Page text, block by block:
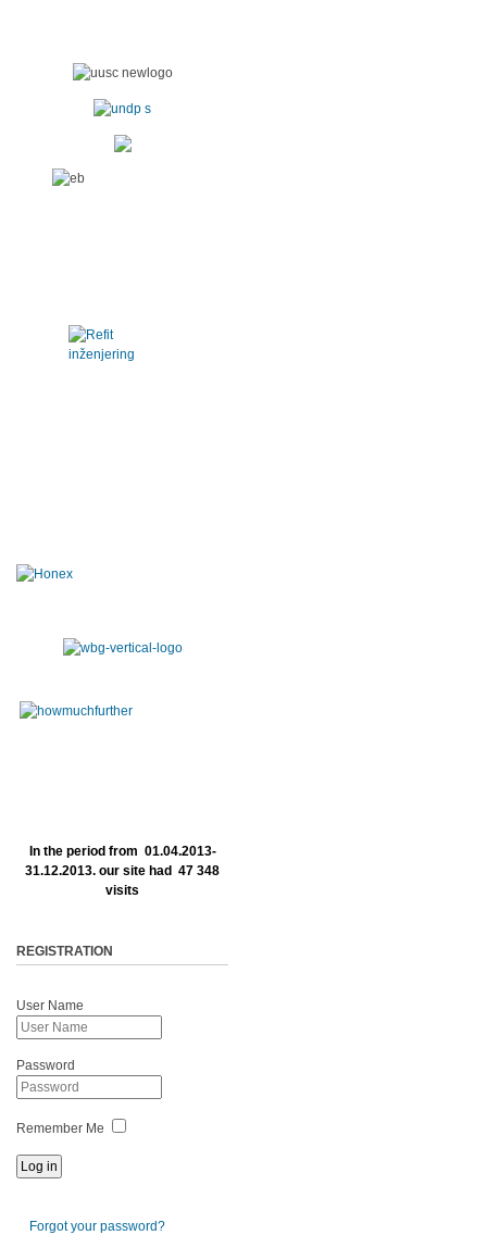
In the period from 01.04.2013-
31.12.2013. our site had 47 348
visits
REGISTRATION
User Name
Password
Remember Me
Forgot your password?